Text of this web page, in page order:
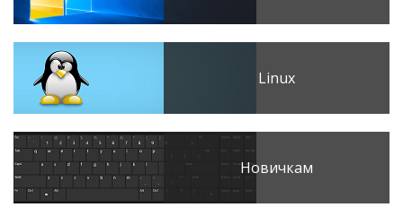
Linux
Новичкам